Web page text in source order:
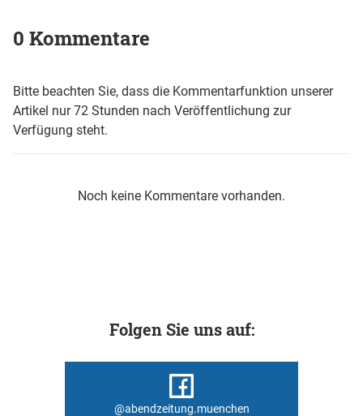
0 Kommentare
Bitte beachten Sie, dass die Kommentarfunktion unserer
Artikel nur 72 Stunden nach Veröffentlichung zur
Verfügung steht.
Noch keine Kommentare vorhanden.
Folgen Sie uns auf:
@abendzeitung.muenchen